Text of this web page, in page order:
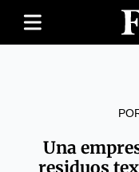
Una
residuos